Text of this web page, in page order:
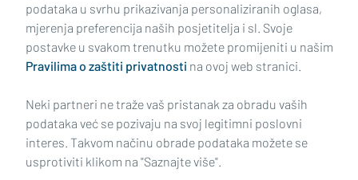
Impressum Uvjeti korištenja Politika privatnosti
Politika kolačića Kontakt Pritužbe Suradnici
Oglašavanje
RUBRIKE
podataka u svrhu prikazivanja personaliziranih oglasa,
mjerenja preferencija naših posjetitelja i sl. Svoje
postavke u svakom trenutku možete promijeniti u našim
Pravilima o zaštiti privatnosti na ovoj web stranici.
Neki partneri ne traže vaš pristanak za obradu vaših
podataka već se pozivaju na svoj legitimni poslovni
interes. Takvom načinu obrade podataka možete se
usprotiviti klikom na "Saznajte više".